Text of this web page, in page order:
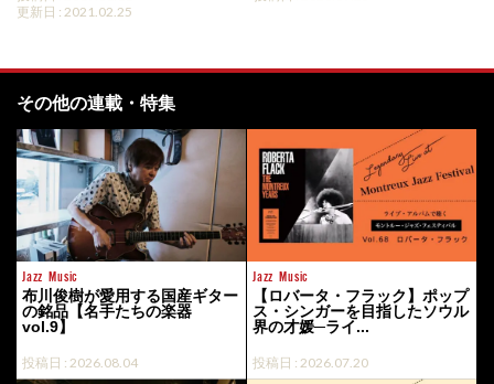
更新日 : 2021.02.25
その他の連載・特集
Jazz Music
布川俊樹が愛用する国産ギター
の銘品【名手たちの楽器
vol.9】
投稿日 : 2026.08.04
Jazz Music
【ロバータ・フラック】ポップ
ス・シンガーを目指したソウル
界の才媛─ライ...
投稿日 : 2026.07.20